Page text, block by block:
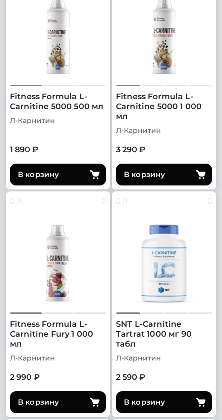
Fitness Formula L-
Carnitine 5000 500 мл
Л-Карнитин
1 890 ₽
В корзину
Fitness Formula L-
Carnitine 5000 1 000
мл
Л-Карнитин
3 290 ₽
В корзину
0
Fitness Formula L-
Carnitine Fury 1 000
мл
Л-Карнитин
2 990 ₽
В корзину
0
SNT L-Carnitine
Tartrat 1000 мг 90
табл
Л-Карнитин
2 590 ₽
В корзину